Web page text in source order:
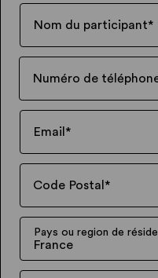
Nom du participant*
Numéro de
Email *
Code Postal *
Pays ou region de
France